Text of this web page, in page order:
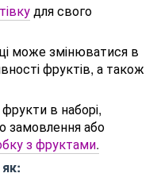
для свого
може змінюватися в
фруктів, а також
в наборі,
замовлення або
з фруктами.